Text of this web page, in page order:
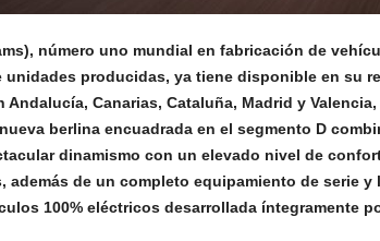
número uno mundial en fabricación de
unidades producidas, ya tiene disponible en su
Canarias, Cataluña, Madrid y Valencia,
berlina encuadrada en el segmento D
dinamismo con un elevado nivel de
además de un completo equipamiento de serie y
100% eléctricos desarrollada íntegramente